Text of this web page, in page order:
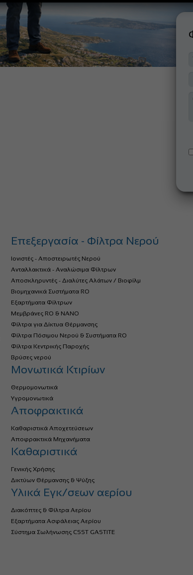
Επεξεργασία - Φίλτρα Νερού
Ιονιστές - Αποστειρωτές Νερού
Ανταλλακτικά - Αναλώσιμα Φίλτρων
Αποσκληρυντές - Διαλύτες Αλάτων / Βιοφίλμ
Βιομηχανικά Συστήματα RO
Εξαρτήματα Φίλτρων
Μεμβράνες RO & NANO
Φίλτρα για Δίκτυα Θέρμανσης
Φίλτρα Πόσιμου Νερού & Συστήματα RO
Φίλτρα Κεντρικής Παροχής
Βρύσες νερού
Μονωτικά Κτιρίων
Θερμομονωτικά
Υγρομονωτικά
Αποφρακτικά
Καθαριστικά Αποχετεύσεων
Αποφρακτικά Μηχανήματα
Καθαριστικά
Γενικής Χρήσης
Δικτύων Θέρμανσης & Ψύξης
Υλικά Εγκ/σεων αερίου
Διακόπτες & Φίλτρα Αερίου
Εξαρτήματα Ασφάλειας Αερίου
Σύστημα Σωλήνωσης CSST GASTITE